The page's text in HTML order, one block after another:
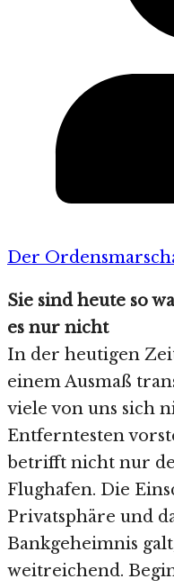
Der
Sie sind heute so
es nur nicht
In der heutigen
einem Ausmaß
viele von uns sich
Entferntesten
betrifft nicht nur
Flughafen. Die
Privatsphäre und
Bankgeheimnis
weitreichend.